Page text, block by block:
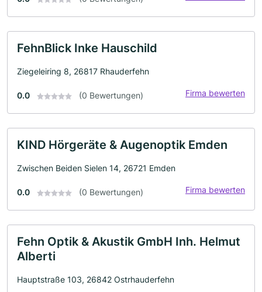
FehnBlick Inke Hauschild
Ziegeleiring 8, 26817 Rhauderfehn
0.0 (0 Bewertungen) Firma bewerten
KIND Hörgeräte & Augenoptik Emden
Zwischen Beiden Sielen 14, 26721 Emden
0.0 (0 Bewertungen) Firma bewerten
Fehn Optik & Akustik GmbH Inh. Helmut
Alberti
Hauptstraße 103, 26842 Ostrhauderfehn